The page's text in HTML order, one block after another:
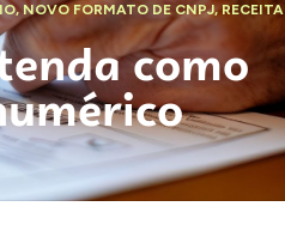
,NOVO FORMATO DE CNPJ,RECEITA
como